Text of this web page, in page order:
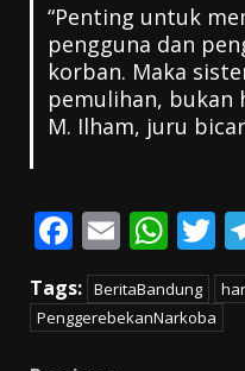
“Penting untuk
pengguna dan
korban. Maka
pemulihan, bukan
M. Ilham, juru
F
ac
e
b
E
m
ai
l
W
h
at
s
T
w
er
Tags: BeritaBandung
PenggerebekanNarkoba